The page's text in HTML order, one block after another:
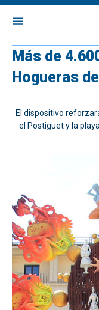
Más de
Hogueras
El dispositivo
el Postiguet y la